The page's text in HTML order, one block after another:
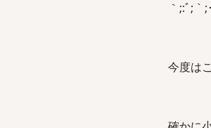
｀;:ﾞ;｀;
今度は